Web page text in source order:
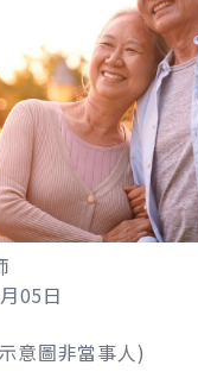
05日
意圖非當事人)